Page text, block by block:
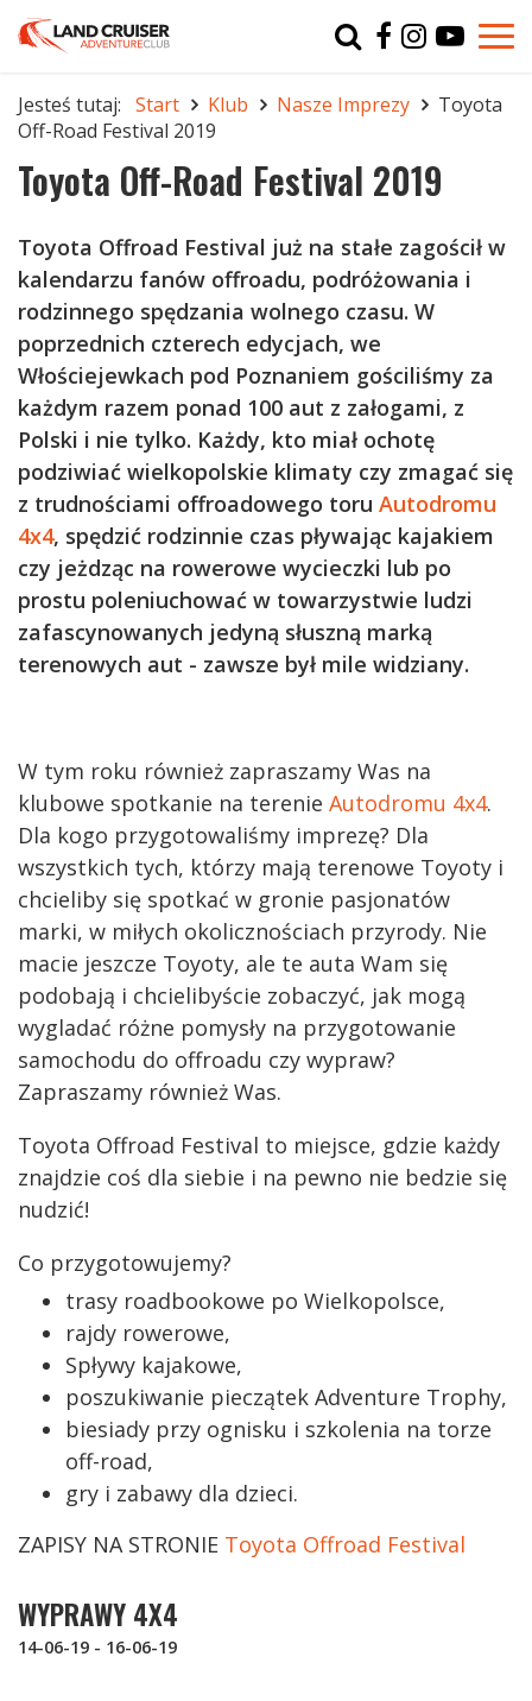
Jesteś tutaj: Start Klub Nasze Imprezy
Toyota
Off-Road Festival 2019
Toyota Off-Road Festival 2019
Toyota Offroad Festival już na stałe zagościł w
kalendarzu fanów offroadu, podróżowania i
rodzinnego spędzania wolnego czasu. W
poprzednich czterech edycjach, we
Włościejewkach pod Poznaniem gościliśmy za
każdym razem ponad 100 aut z załogami, z
Polski i nie tylko. Każdy, kto miał ochotę
podziwiać wielkopolskie klimaty czy zmagać się
z trudnościami offroadowego toru Autodromu
4x4, spędzić rodzinnie czas pływając kajakiem
czy jeżdząc na rowerowe wycieczki lub po
prostu poleniuchować w towarzystwie ludzi
zafascynowanych jedyną słuszną marką
terenowych aut - zawsze był mile widziany.
W tym roku również zapraszamy Was na
klubowe spotkanie na terenie Autodromu 4x4.
Dla kogo przygotowaliśmy imprezę? Dla
wszystkich tych, którzy mają terenowe Toyoty i
chcieliby się spotkać w gronie pasjonatów
marki, w miłych okolicznościach przyrody. Nie
macie jeszcze Toyoty, ale te auta Wam się
podobają i chcielibyście zobaczyć, jak mogą
wygladać różne pomysły na przygotowanie
samochodu do offroadu czy wypraw?
Zapraszamy również Was.
Toyota Offroad Festival to miejsce, gdzie każdy
znajdzie coś dla siebie i na pewno nie bedzie się
nudzić!
Co przygotowujemy?
trasy roadbookowe po Wielkopolsce,
rajdy rowerowe,
Spływy kajakowe,
poszukiwanie pieczątek Adventure Trophy,
biesiady przy ognisku i szkolenia na torze
off-road,
gry i zabawy dla dzieci.
ZAPISY NA STRONIE Toyota Offroad Festival
WYPRAWY 4X4
14-06-19 - 16-06-19